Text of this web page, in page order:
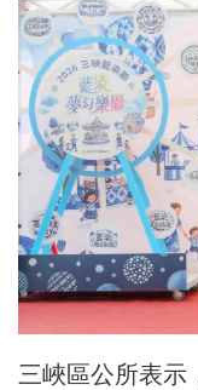
三峽區公所表示